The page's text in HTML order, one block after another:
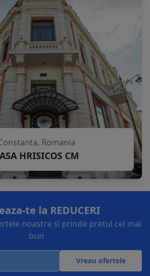
Romania
HRISICOS CM
te la REDUCERI
noastre si prinde pretul cel mai
bun
Vreau ofertele